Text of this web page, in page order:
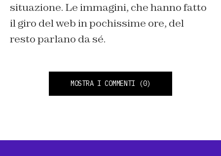
situazione. Le immagini, che hanno fatto
il giro del web in pochissime ore, del
resto parlano da sé.
MOSTRA I COMMENTI (0)